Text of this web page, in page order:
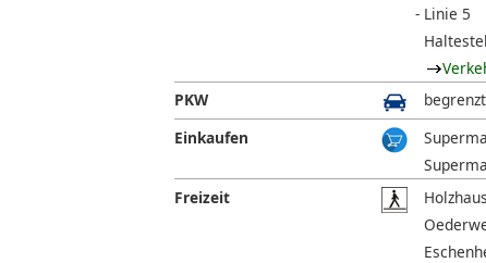
Linie 5
PKW
Einkaufen
Freizeit